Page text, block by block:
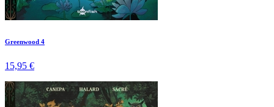
Greenwood 4
15,95 €